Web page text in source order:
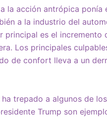
la acción antrópica ponía
a la industrio del
principal es el
Los principales
de confort lleva a un
trepado a algunos de
Trump son